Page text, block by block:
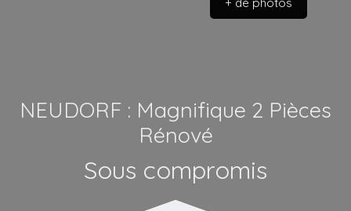
NEUDORF : Magnifique 2 Pièces
Rénové
Sous compromis